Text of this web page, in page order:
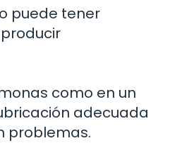
puede tener
como en un
adecuada
problemas.